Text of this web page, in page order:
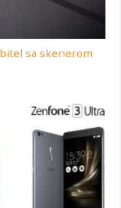
sa skenerom